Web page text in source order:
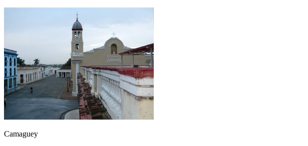
Camaguey